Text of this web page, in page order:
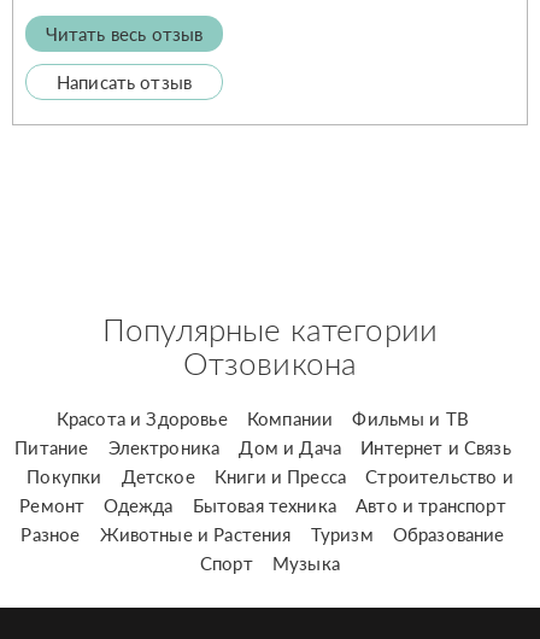
Читать весь отзыв
Написать отзыв
Популярные категории
Отзовикона
Красота и Здоровье Компании
Фильмы и ТВ
Питание
Электроника Дом и Дача
Интернет и Связь
Покупки
Детское Книги и Пресса
Строительство и
Ремонт
Одежда Бытовая техника
Авто и транспорт
Разное
Животные и Растения Туризм
Образование
Спорт
Музыка